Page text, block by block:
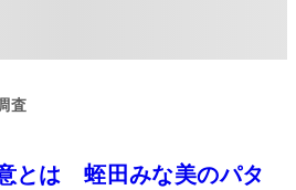
査
とは 蛭田みな美のパタ